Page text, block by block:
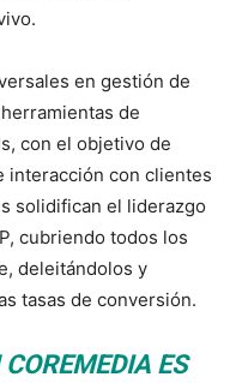
en gestión de
de
con el objetivo de
interacción con clientes
solidifican el liderazgo
cubriendo todos los
deleitándolos y
tasas de conversión.
ES